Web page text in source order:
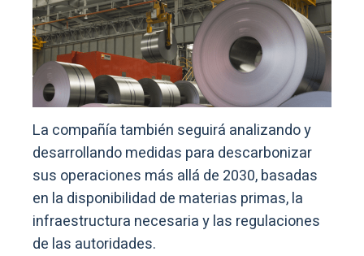
La compañía también seguirá analizando y
desarrollando medidas para descarbonizar
sus operaciones más allá de 2030, basadas
en la disponibilidad de materias primas, la
infraestructura necesaria y las regulaciones
de las autoridades.